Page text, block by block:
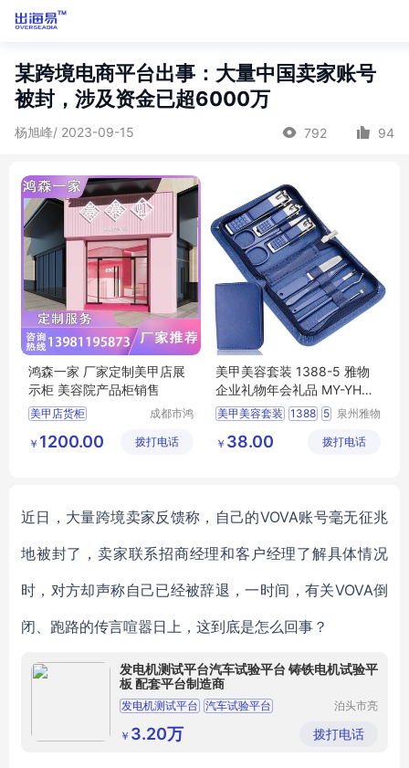
某跨境电商平台出事：大量中国卖家账号
被封，涉及资金已超6000万
杨旭峰/ 2023-09-15 792 94
鸿森一家 厂家定制美甲店展
示柜 美容院产品柜销售
美甲店货柜
美甲店置物柜
成都市鸿
览展示有
￥ 1200.00 拨打电话
美甲美容套装 1388-5 雅物
企业礼物年会礼品 MY-YHG
M-L5-09
美甲美容套装 1388 5
MY YHGM
泉州雅物
公司
￥ 38.00 拨打电话
近日，大量跨境卖家反馈称，自己的VOVA账号毫无征兆
地被封了 ，卖家联系招商经理和客户经理了解具体情况
时，对方却声称自己已经被辞退，一时间，有关VOVA倒
闭、跑路的传言喧嚣日上，这到底是怎么回事？
发电机测试平台汽车试验平台 铸铁电机试验平
板 配套平台制造商
发电机测试平台 汽车试验平台
电机试验平台
泊头市亮
备制造有
限公司
￥ 3.20万 拨打电话